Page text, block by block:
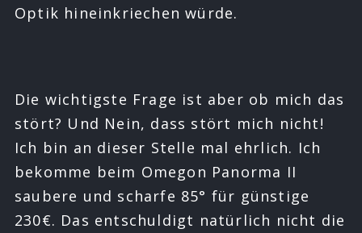
Optik hineinkriechen würde.
Die wichtigste Frage ist aber ob mich das
stört? Und Nein, dass stört mich nicht!
Ich bin an dieser Stelle mal ehrlich. Ich
bekomme beim Omegon Panorma II
saubere und scharfe 85° für günstige
230€. Das entschuldigt natürlich nicht die